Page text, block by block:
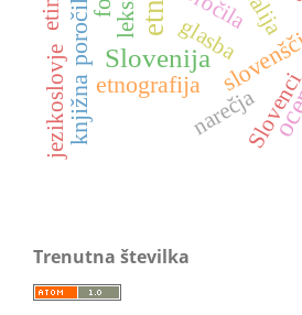
Slovenija
etnografija
jezikoslovje narečja
glasba
Trenutna številka